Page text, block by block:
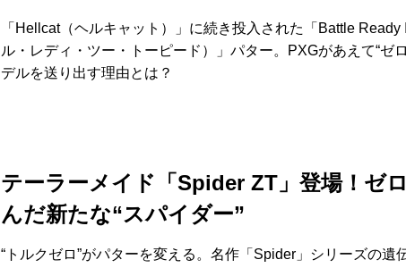
「Hellcat（ヘルキャット）」に続き投入された「Battle Ready
ル・レディ・ツー・トーピード）」パター。PXGがあえて“ゼ
デルを送り出す理由とは？
テーラーメイド「Spider ZT」登場！ゼ
んだ新たな“スパイダー”
“トルクゼロ”がパターを変える。名作「Spider」シリーズの遺